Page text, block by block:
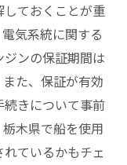
ておくことが重
気系統に関する
ンの保証期間は
た、保証が有効
きについて事前
木県で船を使用
ているかもチェ